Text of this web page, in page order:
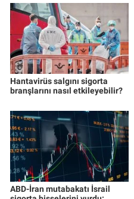
Hantavirüs salgını sigorta
branşlarını nasıl etkileyebilir?
ABD-İran mutabakatı İsrail